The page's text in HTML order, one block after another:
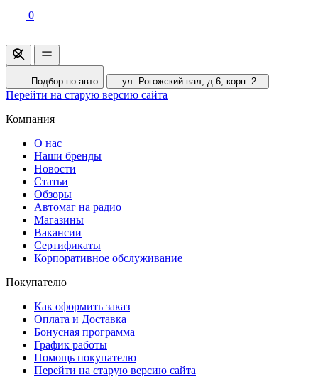
0
Подбор по авто ул. Рогожский вал, д.6, корп. 2
Перейти на старую версию сайта
Компания
О нас
Наши бренды
Новости
Статьи
Обзоры
Автомаг на радио
Магазины
Вакансии
Сертификаты
Корпоративное обслуживание
Покупателю
Как оформить заказ
Оплата и Доставка
Бонусная программа
График работы
Помощь покупателю
Перейти на старую версию сайта